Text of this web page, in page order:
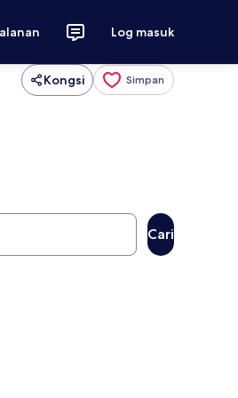
Log masuk
Kongsi Simpan
Cari